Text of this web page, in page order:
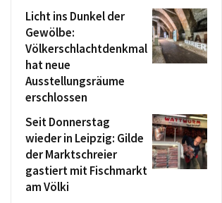
Licht ins Dunkel der
Gewölbe:
Völkerschlachtdenkmal
hat neue
Ausstellungsräume
erschlossen
Seit Donnerstag
wieder in Leipzig: Gilde
der Marktschreier
gastiert mit Fischmarkt
am Völki